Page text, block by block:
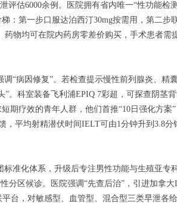
评估6000余例。医院拥有省内唯一“性功能检
：第一步口服达泊西汀30mg按需用，第二步
药物均可在院内药房零差价购买，手术患者需
“病因修复”。若检查提示慢性前列腺炎、精
。科室装备飞利浦EPIQ 7彩超，可探查阴茎背
期疗效的青年人群，他们首推“10日强化方案
，平均射精潜伏时间IELT可由1分钟升到3.8分
准化体系，升级后专注男性功能与生殖亚专
分区候诊。医院强调“先查后治”，引进加拿大
台，对敏感型、血管型、混合型三类早泄各